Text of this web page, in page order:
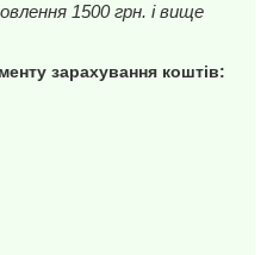
1500 грн. і вище
зарахування коштів: